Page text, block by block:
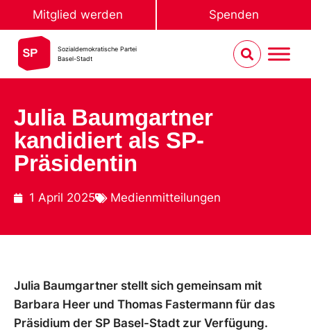
Mitglied werden Spenden
Sozialdemokratische Partei
Basel-Stadt
Julia Baumgartner
kandidiert als SP-
Präsidentin
1 April 2025 Medienmitteilungen
Julia Baumgartner stellt sich gemeinsam mit
Barbara Heer und Thomas Fastermann für das
Präsidium der SP Basel-Stadt zur Verfügung.